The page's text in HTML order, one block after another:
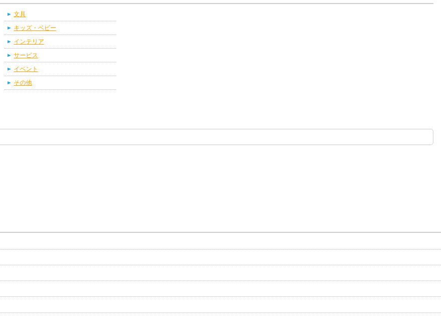
文具
キッズ・ベビー
インテリア
サービス
イベント
その他